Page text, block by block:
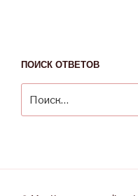
ПОИСК ОТВЕТОВ